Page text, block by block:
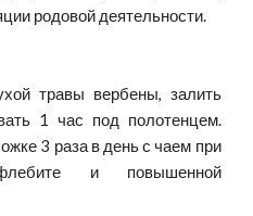
родовой деятельности.
травы вербены, залить
1 час под полотенцем.
3 раза в день с чаем при
и повышенной